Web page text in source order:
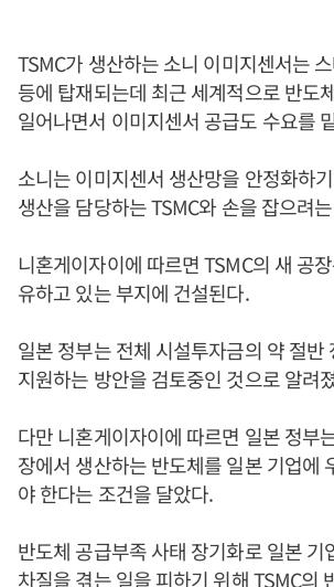
TSMC가 생산하는 소니 이미지센서는
등에 탑재되는데 최근 세계적으로 반도
일어나면서 이미지센서 공급도 수요를
소니는 이미지센서 생산망을 안정화하
생산을 담당하는 TSMC와 손을 잡으려
니혼게이자이에 따르면 TSMC의 새 공
유하고 있는 부지에 건설된다.
일본 정부는 전체 시설투자금의 약 절반
지원하는 방안을 검토중인 것으로 알려
다만 니혼게이자이에 따르면 일본 정부
장에서 생산하는 반도체를 일본 기업에
야 한다는 조건을 달았다.
반도체 공급부족 사태 장기화로 일본 기
차질을 겪는 일을 피하기 위해 TSMC의